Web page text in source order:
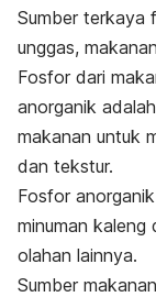
Sumber terkaya
unggas,
Fosfor dari
anorganik
makanan untuk
dan tekstur.
Fosfor
minuman
olahan lainnya.
Sumber